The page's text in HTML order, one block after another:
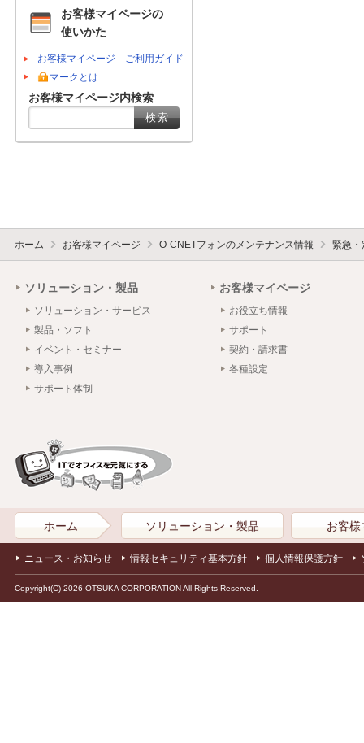
お客様マイページの
使いかた
お客様マイページ ご利用ガイド
マークとは
お客様マイページ内検索
ホーム お客様マイページ O-CNETフォンのメンテナンス情報 緊急・
ソリューション・製品
ソリューション・サービス
製品・ソフト
イベント・セミナー
導入事例
サポート体制
お客様マイページ
お役立ち情報
サポート
契約・請求書
各種設定
ホーム ソリューション・製品 お客様
ニュース・お知らせ 情報セキュリティ基本方針 個人情報保護方針
Copyright(C) 2026 OTSUKA CORPORATION All Rights Reserved.